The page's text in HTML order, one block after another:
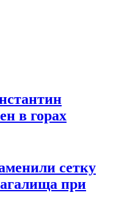
в горах
сетку
при